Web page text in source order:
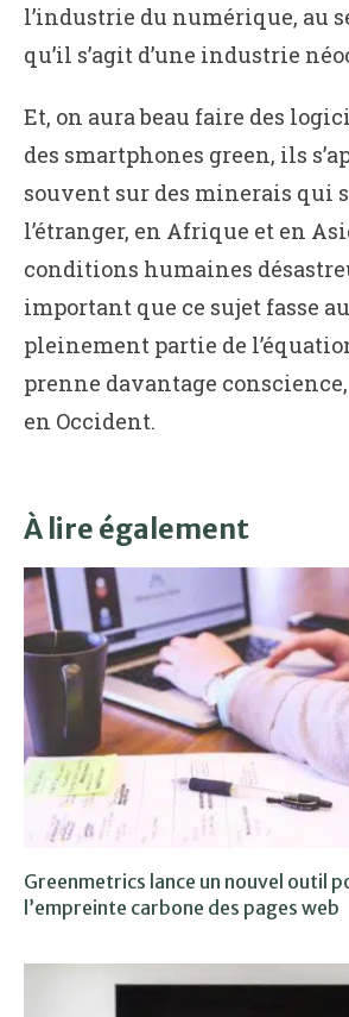
l’industrie du numérique, au
qu’il s’agit d’une industrie
Et, on aura beau faire des
des smartphones green, ils
souvent sur des minerais qui
l’étranger, en Afrique et en
conditions humaines
important que ce sujet fasse
pleinement partie de
prenne davantage
en Occident.
À lire également
Greenmetrics lance un nouvel outil
l’empreinte carbone des pages web